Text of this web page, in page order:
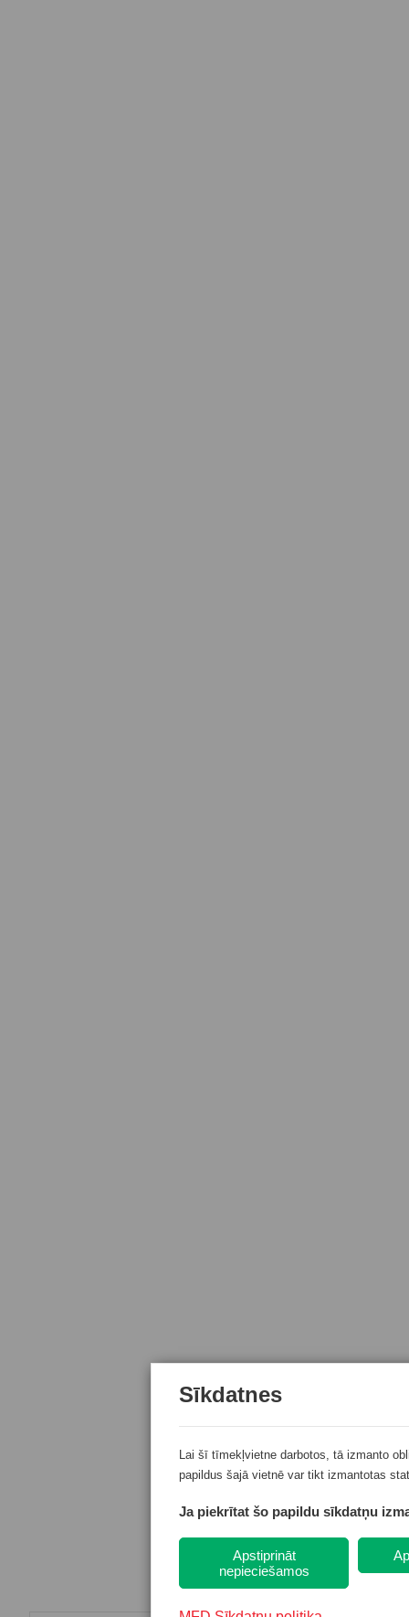
Sīkdatnes
Lai šī tīmekļvietne darbotos, tā izmanto
papildus šajā vietnē var tikt izmantotas
Ja piekrītat šo papildu sīkdatņu
Apstiprināt
nepieciešamos